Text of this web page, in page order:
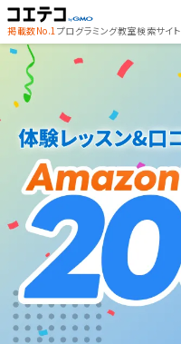
掲載数No.1プログラミング教室検索サイト